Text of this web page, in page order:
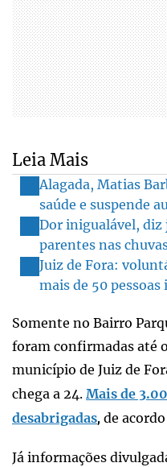
Leia Mais
Alagada, Matias
saúde e suspende
Dor inigualável, diz
parentes nas
Juiz de Fora:
mais de 50 pessoas
Somente no Bairro
foram confirmadas até
município de Juiz de
chega a 24. Mais de
desabrigadas, de
Já informações